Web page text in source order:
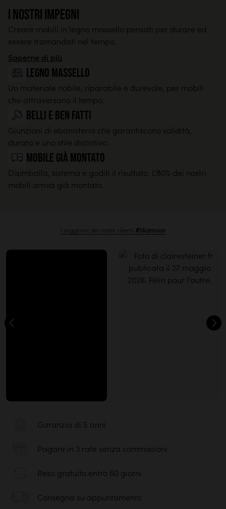
I nostri impegni
Creare mobili in legno massello pensati per durare ed
essere tramandati nel tempo.
Saperne di più
legno massello
Un materiale nobile, riparabile e durevole, per mobili
che attraversano il tempo.
Belli e ben fatti
Giunzioni di ebanisteria che garantiscono solidità,
durata e uno stile distintivo.
Mobile già montato
Disimballa, sistema e goditi il risultato. L'80% dei nostri
mobili arriva già montato.
I soggiorni dei nostri clienti #tikamoon
Garanzia di 5 anni
Pagare in 3 rate senza commissioni
Reso gratuito entro 60 giorni
Consegna su appuntamento